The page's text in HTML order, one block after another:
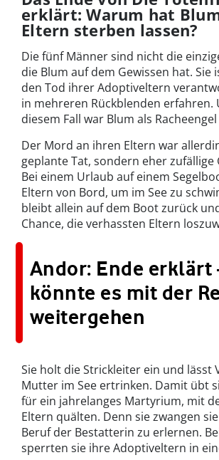
erklärt: Warum hat
Eltern sterben lassen?
Die fünf Männer sind nicht die
die Blum auf dem Gewissen hat. Sie
den Tod ihrer Adoptiveltern
in mehreren Rückblenden erfahren.
diesem Fall war Blum als
Der Mord an ihren Eltern war
geplante Tat, sondern eher zufällige
Bei einem Urlaub auf einem
Eltern von Bord, um im See zu
bleibt allein auf dem Boot zurück
Chance, die verhassten Eltern
Andor: Ende erklärt
könnte es mit der
weitergehen
Sie holt die Strickleiter ein und lässt
Mutter im See ertrinken. Damit übt
für ein jahrelanges Martyrium, mit
Eltern quälten. Denn sie zwangen
Beruf der Bestatterin zu erlernen.
sperrten sie ihre Adoptiveltern in